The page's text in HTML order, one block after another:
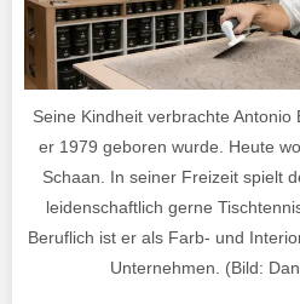
Seine Kindheit verbrachte Antonio
er 1979 geboren wurde. Heute
Schaan. In seiner Freizeit spielt
leidenschaftlich gerne
Beruflich ist er als Farb- und
Unternehmen. (Bild: